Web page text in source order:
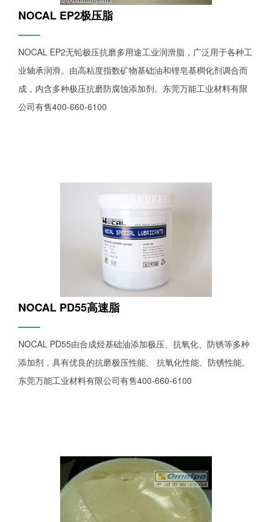
NOCAL EP2极压脂
——
NOCAL EP2无铅极压抗磨多用途工业润滑脂，广泛用于各种工
业轴承润滑。由高粘度指数矿物基础油和锂皂基稠化剂调合而
成，内含多种极压抗磨防腐蚀添加剂。东莞万能工业材料有限
公司有售400-660-6100
NOCAL PD55高速脂
——
NOCAL PD55由合成烃基础油添加极压、抗氧化、防锈等多种
添加剂，具有优良的抗磨极压性能、 抗氧化性能、防锈性能。
东莞万能工业材料有限公司有售400-660-6100